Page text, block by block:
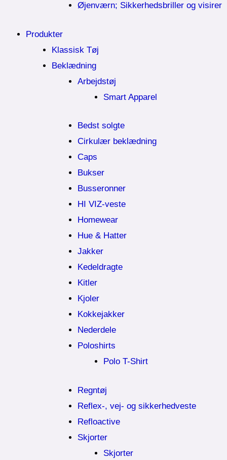
Øjenværn; Sikkerhedsbriller og visirer
Produkter
Klassisk Tøj
Beklædning
Arbejdstøj
Smart Apparel
Bedst solgte
Cirkulær beklædning
Caps
Bukser
Busseronner
HI VIZ-veste
Homewear
Hue & Hatter
Jakker
Kedeldragte
Kitler
Kjoler
Kokkejakker
Nederdele
Poloshirts
Polo T-Shirt
Regntøj
Reflex-, vej- og sikkerhedveste
Refloactive
Skjorter
Skjorter